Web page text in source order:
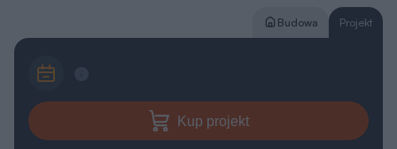
Budowa Projekt
Kup projekt